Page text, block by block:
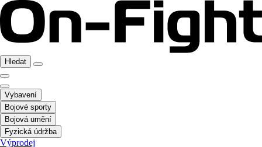
Hledat
Vybavení
Bojové sporty
Bojová umění
Fyzická údržba
Výprodej